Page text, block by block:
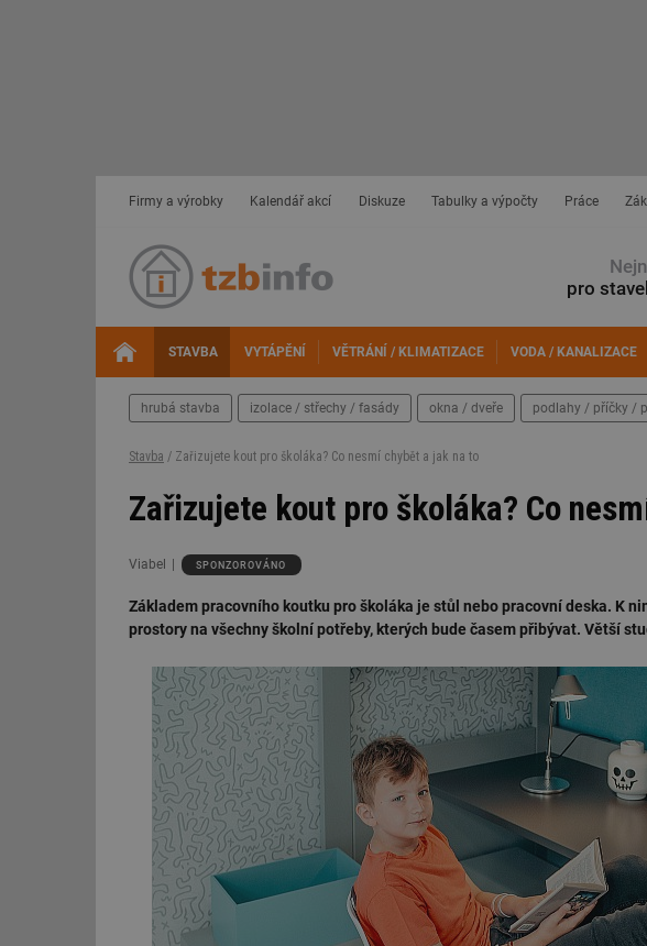
Firmy a výrobky Kalendář akcí Diskuze Tabulky a výpočty Práce
pro
STAVBA VYTÁPĚNÍ VĚTRÁNÍ / KLIMATIZACE VODA / KANALIZACE
hrubá stavba izolace / střechy / fasády okna / dveře podlahy / příčky /
Stavba / Zařizujete kout pro školáka? Co nesmí chybět a jak na to
Zařizujete kout pro školáka? Co
Viabel SPONZOROVÁNO
Základem pracovního koutku pro školáka je stůl nebo pracovní deska. K
prostory na všechny školní potřeby, kterých bude časem přibývat. Větší